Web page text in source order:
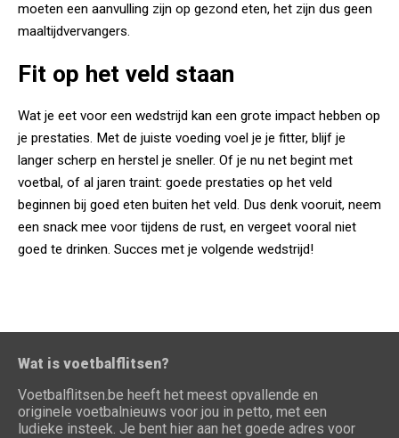
moeten een aanvulling zijn op gezond eten, het zijn dus geen
maaltijdvervangers.
Fit op het veld staan
Wat je eet voor een wedstrijd kan een grote impact hebben op
je prestaties. Met de juiste voeding voel je je fitter, blijf je
langer scherp en herstel je sneller. Of je nu net begint met
voetbal, of al jaren traint: goede prestaties op het veld
beginnen bij goed eten buiten het veld. Dus denk vooruit, neem
een snack mee voor tijdens de rust, en vergeet vooral niet
goed te drinken. Succes met je volgende wedstrijd!
Wat is voetbalflitsen?
Voetbalflitsen.be heeft het meest opvallende en
originele voetbalnieuws voor jou in petto, met een
ludieke insteek. Je bent hier aan het goede adres voor